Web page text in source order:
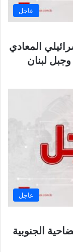
عاجل
المعادي
لبنان
عاجل
الجنوبية